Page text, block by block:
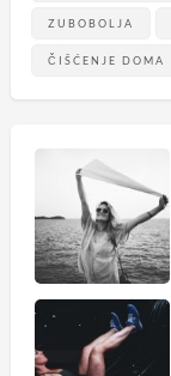
ZUBOBOLJA
ČIŠĆENJE DOMA